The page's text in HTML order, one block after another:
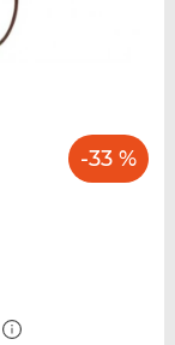
-33 %